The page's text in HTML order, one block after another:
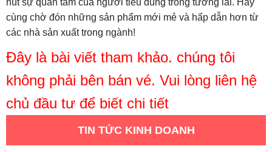
hút sự quan tâm của người tiêu dùng trong tương lai. Hãy
cùng chờ đón những sản phẩm mới mẻ và hấp dẫn hơn từ
các nhà sản xuất trong ngành!
Đây là bài viết tham khảo. chúng tôi
không phải bên bán vé. Vui lòng liên hệ
chủ đầu tư để biết chi tiết
TIN TỨC KINH DOANH